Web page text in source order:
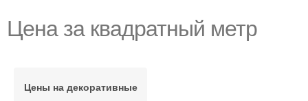
Цена за квадратный метр
Цены на декоративные